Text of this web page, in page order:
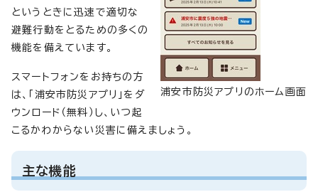
浦安市防災アプリのホーム画面
というときに迅速で適切な
避難行動をとるための多くの
機能を備えています。
スマートフォンをお持ちの方
は、「浦安市防災アプリ」をダ
ウンロード（無料）し、いつ起
こるかわからない災害に備えましょう。
主な機能